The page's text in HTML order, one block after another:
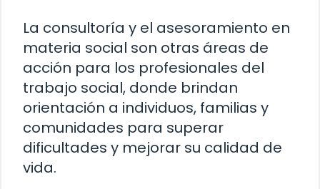
La consultoría y el asesoramiento en
materia social son otras áreas de
acción para los profesionales del
trabajo social, donde brindan
orientación a individuos, familias y
comunidades para superar
dificultades y mejorar su calidad de
vida.